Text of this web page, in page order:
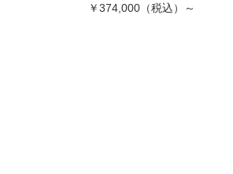
￥374,000（税込）～